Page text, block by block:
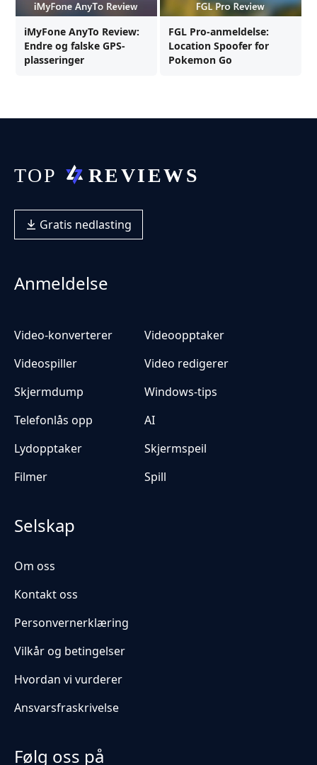
iMyFone AnyTo Review:
Endre og falske GPS-
plasseringer
FGL Pro-anmeldelse:
Location Spoofer for
Pokemon Go
Gratis nedlasting
Anmeldelse
Video-konverterer
Videoopptaker
Videospiller
Video redigerer
Skjermdump
Windows-tips
Telefonlås opp
AI
Lydopptaker
Skjermspeil
Filmer
Spill
Selskap
Om oss
Kontakt oss
Personvernerklæring
Vilkår og betingelser
Hvordan vi vurderer
Ansvarsfraskrivelse
Følg oss på